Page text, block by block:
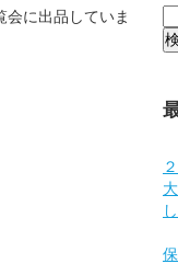
に出品していま